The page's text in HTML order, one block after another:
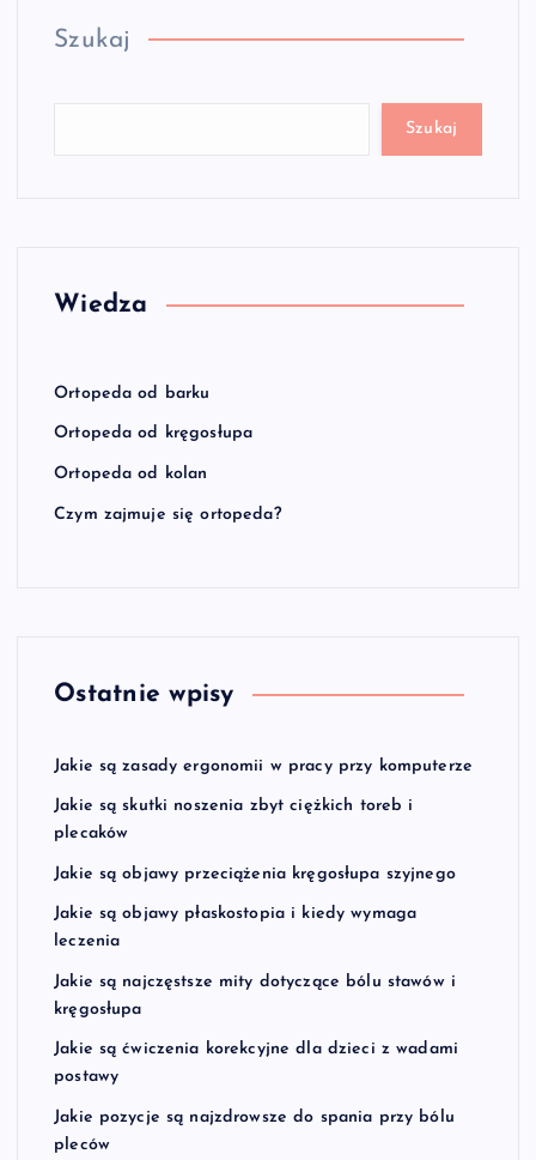
Szukaj
Szukaj
Wiedza
Ortopeda od barku
Ortopeda od kręgosłupa
Ortopeda od kolan
Czym zajmuje się ortopeda?
Ostatnie wpisy
Jakie są zasady ergonomii w pracy przy komputerze
Jakie są skutki noszenia zbyt ciężkich toreb i
plecaków
Jakie są objawy przeciążenia kręgosłupa szyjnego
Jakie są objawy płaskostopia i kiedy wymaga
leczenia
Jakie są najczęstsze mity dotyczące bólu stawów i
kręgosłupa
Jakie są ćwiczenia korekcyjne dla dzieci z wadami
postawy
Jakie pozycje są najzdrowsze do spania przy bólu
pleców